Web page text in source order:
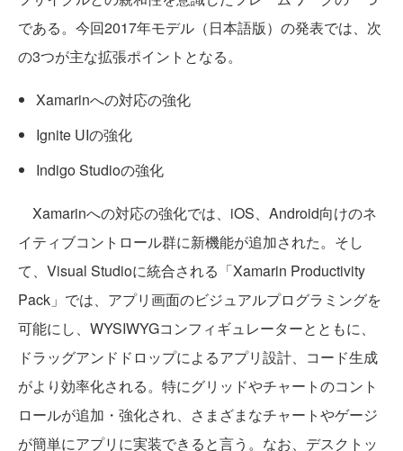
である。今回2017年モデル（日本語版）の発表では、次
の3つが主な拡張ポイントとなる。
Xamarinへの対応の強化
Ignite UIの強化
Indigo Studioの強化
Xamarinへの対応の強化では、iOS、Android向けのネ
イティブコントロール群に新機能が追加された。そし
て、Visual Studioに統合される「Xamarin Productivity
Pack」では、アプリ画面のビジュアルプログラミングを
可能にし、WYSIWYGコンフィギュレーターとともに、
ドラッグアンドドロップによるアプリ設計、コード生成
がより効率化される。特にグリッドやチャートのコント
ロールが追加・強化され、さまざまなチャートやゲージ
が簡単にアプリに実装できると言う。なお、デスクトッ